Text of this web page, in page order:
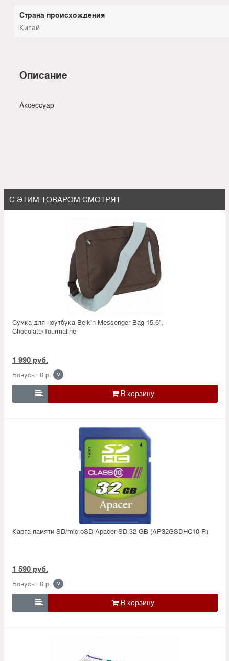
Страна происхождения
Китай
Описание
Аксессуар
С ЭТИМ ТОВАРОМ СМОТРЯТ
Сумка для ноутбука Belkin Messenger Bag 15.6'',
Chocolate/Tourmaline
1 990 руб.
Бонусы: 0 р. ?

Карта памяти SD/microSD Apacer SD 32 GB (AP32GSDHC10-R)
1 590 руб.
Бонусы: 0 р. ?
